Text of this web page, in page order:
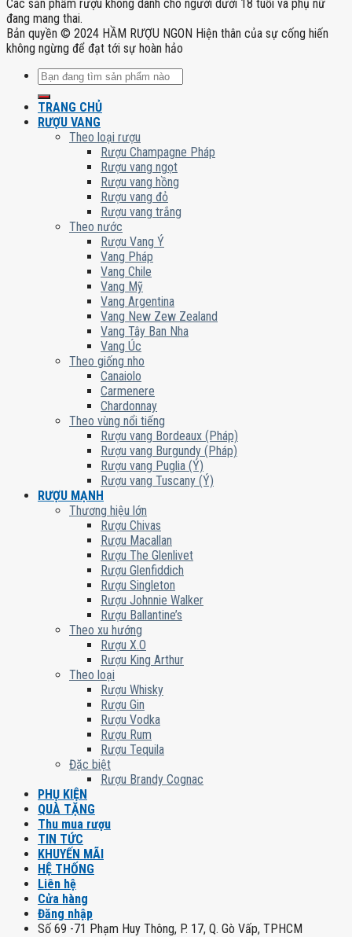
Các sản phẩm rượu không dành cho người dưới 18 tuổi và phụ nữ
đang mang thai.
Bản quyền © 2024 HẦM RƯỢU NGON Hiện thân của sự cống hiến
không ngừng để đạt tới sự hoàn hảo
Tìm
kiếm:
TRANG CHỦ
RƯỢU VANG
Theo loại rượu
Rượu Champagne Pháp
Rượu vang ngọt
Rượu vang hồng
Rượu vang đỏ
Rượu vang trắng
Theo nước
Rượu Vang Ý
Vang Pháp
Vang Chile
Vang Mỹ
Vang Argentina
Vang New Zew Zealand
Vang Tây Ban Nha
Vang Úc
Theo giống nho
Canaiolo
Carmenere
Chardonnay
Theo vùng nổi tiếng
Rượu vang Bordeaux (Pháp)
Rượu vang Burgundy (Pháp)
Rượu vang Puglia (Ý)
Rượu vang Tuscany (Ý)
RƯỢU MẠNH
Thương hiệu lớn
Rượu Chivas
Rượu Macallan
Rượu The Glenlivet
Rượu Glenfiddich
Rượu Singleton
Rượu Johnnie Walker
Rượu Ballantine’s
Theo xu hướng
Rượu X.O
Rượu King Arthur
Theo loại
Rượu Whisky
Rượu Gin
Rượu Vodka
Rượu Rum
Rượu Tequila
Đặc biệt
Rượu Brandy Cognac
PHỤ KIỆN
QUÀ TẶNG
Thu mua rượu
TIN TỨC
KHUYẾN MÃI
HỆ THỐNG
Liên hệ
Cửa hàng
Đăng nhập
Số 69 -71 Phạm Huy Thông, P. 17, Q. Gò Vấp, TPHCM